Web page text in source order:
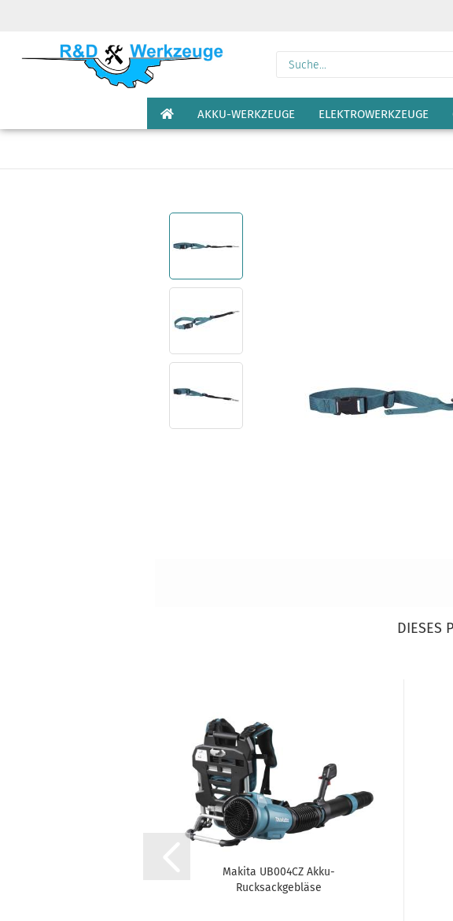
AKKU-WERKZEUGE ELEKTROWERKZEUGE
DIESES
Makita UB004CZ Akku-
Rucksackgebläse